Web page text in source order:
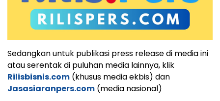
Sedangkan untuk publikasi press release di media ini
atau serentak di puluhan media lainnya, klik
Rilisbisnis.com (khusus media ekbis) dan
Jasasiaranpers.com (media nasional)